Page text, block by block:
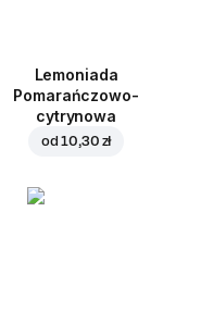
Lemoniada
Pomarańczowo-
cytrynowa
od10,30 zł